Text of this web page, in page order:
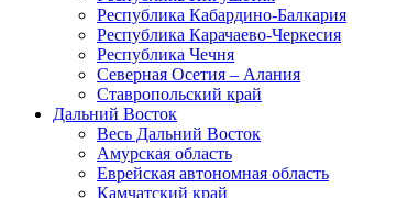
Республика Кабардино-Балкария
Республика Карачаево-Черкесия
Республика Чечня
Северная Осетия – Алания
Ставропольский край
Дальний Восток
Весь Дальний Восток
Амурская область
Еврейская автономная область
Камчатский край